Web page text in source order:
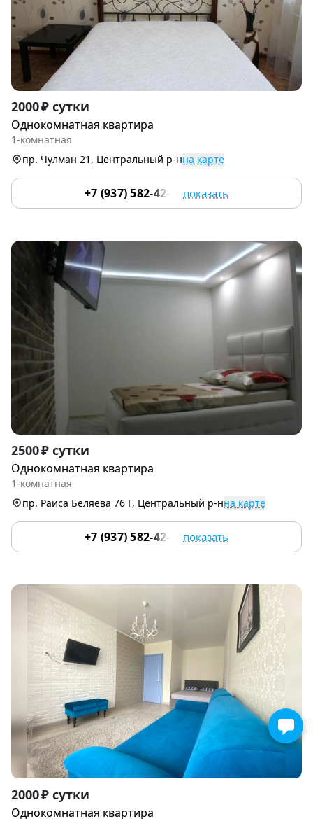
Item
1
of
2000 ₽ сутки
Однокомнатная квартира
1-комнатная
пр. Чулман 21, Центральный р-нна карте
+7 (937) 582-42-22 показать
Item
1
of
2500 ₽ сутки
Однокомнатная квартира
1-комнатная
пр. Раиса Беляева 76 Г, Центральный р-нна карте
+7 (937) 582-42-22 показать
Item
1
2000 ₽ сутки
Однокомнатная квартира